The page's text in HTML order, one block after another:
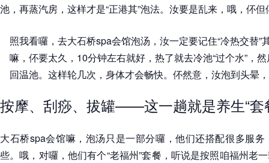
池，再蒸汽房，这样才是“正港其”泡法。汝要是乱来，哦，伓
照我看囉，去大石桥spa会馆泡汤，汝一定要记住“冷热交替”
嘛，伓要太久，10分钟左右就好，热了就去冷池“过个水”，
回温池。这样轮几次，身体才会畅快。伓然意，汝泡到头晕
按摩、刮痧、拔罐——这一趟就是养生“套
大石桥spa会馆嘛，泡汤只是一部分囉，他们还搭配很多服
些。哦，对囉，他们有个“老福州”套餐，听说是按照咱福州老